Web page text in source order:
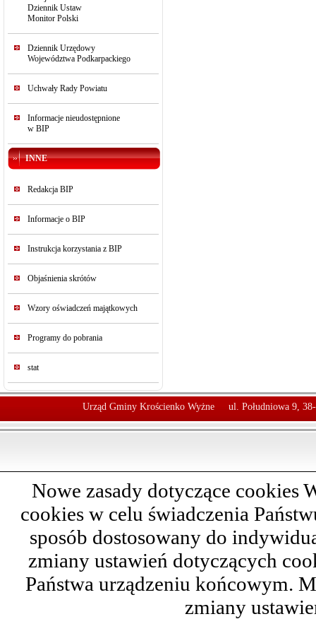
Dziennik Ustaw
Monitor Polski
Dziennik Urzędowy
Województwa Podkarpackiego
Uchwały Rady Powiatu
Informacje nieudostępnione
w BIP
INNE
Redakcja BIP
Informacje o BIP
Instrukcja korzystania z BIP
Objaśnienia skrótów
Wzory oświadczeń majątkowych
Programy do pobrania
stat
Urząd Gminy Krościenko Wyżne ul. Południowa 9,
Nowe zasady dotyczące cookies
cookies w celu świadczenia
sposób dostosowany do
zmiany ustawień dotyczących
Państwa urządzeniu końcowym.
zmiany